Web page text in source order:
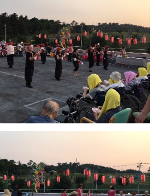
居者生活介護ケアハウスグリーンピース
村
ト村